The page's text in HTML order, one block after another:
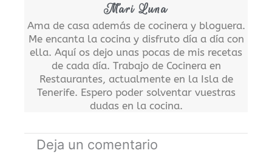
Mari Luna
Ama de casa además de cocinera y bloguera.
Me encanta la cocina y disfruto día a día con
ella. Aquí os dejo unas pocas de mis recetas
de cada día. Trabajo de Cocinera en
Restaurantes, actualmente en la Isla de
Tenerife. Espero poder solventar vuestras
dudas en la cocina.
Deja un comentario